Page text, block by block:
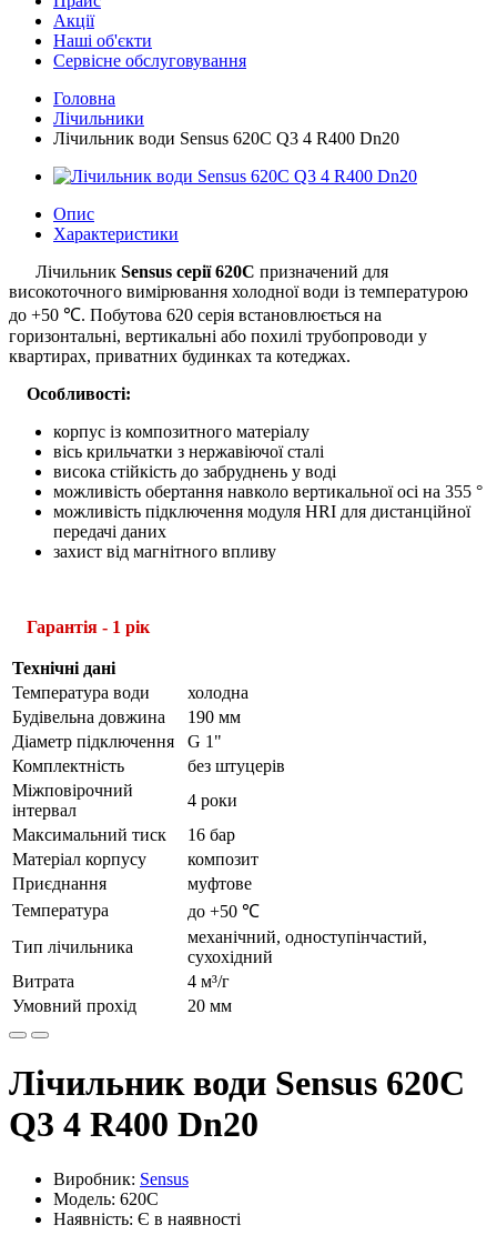
Акції
Наші об'єкти
Сервісне обслуговування
Головна
Лічильники
Лічильник води Sensus 620C Q3 4 R400 Dn20
Опис
Характеристики
Лічильник Sensus серії620C призначений для
високоточного вимірювання холодної води із температурою
до +50 ℃. Побутова 620 серія встановлюється на
горизонтальні, вертикальні або похилі трубопроводи у
квартирах, приватних будинках та котеджах.
Особливості:
корпус із композитного матеріалу
вісь крильчатки з нержавіючої сталі
висока стійкість до забруднень у воді
можливість обертання навколо вертикальної осі на 355 °
можливість підключення модуля HRI для дистанційної
передачі даних
захист від магнітного впливу
Гарантія - 1 рік
Технічні дані
Температура води
холодна
Будівельна довжина
190 мм
Діаметр підключення
G 1"
Комплектність
без штуцерів
Міжповірочний
інтервал
4 роки
Максимальний тиск
16 бар
Матеріал корпусу
композит
Приєднання
муфтове
Температура
до +50 ℃
Тип лічильника
механічний, одноступінчастий,
сухохідний
Витрата
4 м³/г
Умовний прохід
20 мм
Лічильник води Sensus 620C
Q3 4 R400 Dn20
Виробник: Sensus
Модель: 620C
Наявність: Є в наявності